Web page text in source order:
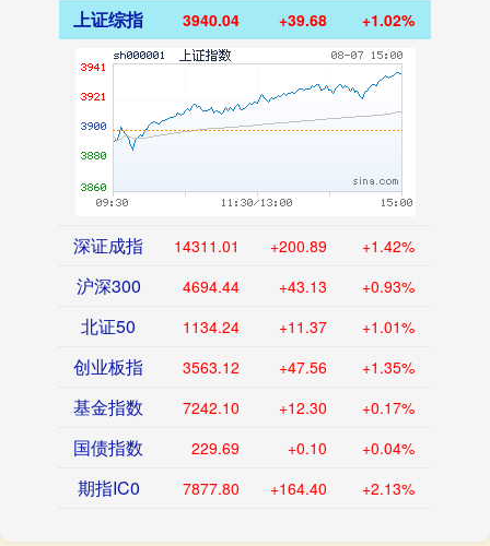
上证综指 3940.04 +39.68 +1.02%
深证成指 14311.01 +200.89 +1.42%
沪深300 4694.44 +43.13 +0.93%
北证50 1134.24 +11.37 +1.01%
创业板指 3563.12 +47.56 +1.35%
基金指数 7242.10 +12.30 +0.17%
国债指数 229.69 +0.10 +0.04%
期指IC0 7877.80 +164.40 +2.13%